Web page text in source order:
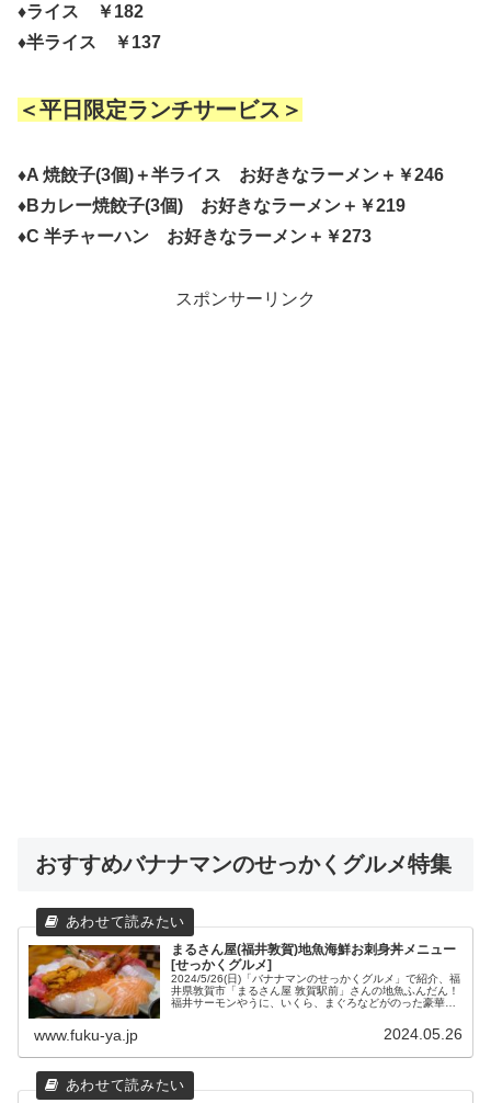
♦ライス ￥182
♦半ライス ￥137
＜平日限定ランチサービス＞
♦A 焼餃子(3個)＋半ライス お好きなラーメン＋￥246
♦Bカレー焼餃子(3個) お好きなラーメン＋￥219
♦C 半チャーハン お好きなラーメン＋￥273
スポンサーリンク
おすすめバナナマンのせっかくグルメ特集
まるさん屋(福井敦賀)地魚海鮮お刺身丼メニュー
[せっかくグルメ]
2024/5/26(日)「バナナマンのせっかくグルメ」で紹介、福
井県敦賀市「まるさん屋 敦賀駅前」さんの地魚ふんだん！
福井サーモンやうに、いくら、まぐろなどがのった豪華海
ュー、ランチ限定メニュー、そして日替わり「本日のおす
すめ」メニュー一例と、場所や営業時間などの店舗情報を
www.fuku-ya.jp 2024.05.26